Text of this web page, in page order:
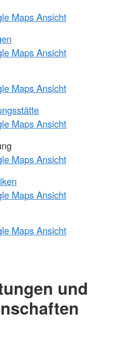
Maps Ansicht
Maps Ansicht
Maps Ansicht
Maps Ansicht
Maps Ansicht
Maps Ansicht
Maps Ansicht
und